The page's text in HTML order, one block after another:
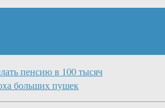
пенсию в 100 тысяч
больших пушек